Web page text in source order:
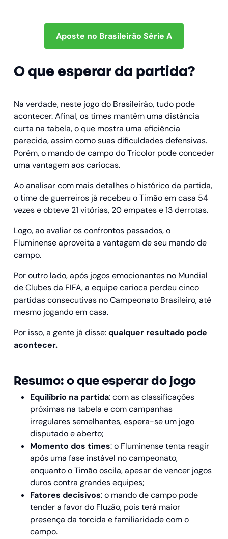
Aposte no Brasileirão Série A
O que esperar da partida?
Na verdade, neste jogo do Brasileirão, tudo pode
acontecer. Afinal, os times mantêm uma distância
curta na tabela, o que mostra uma eficiência
parecida, assim como suas dificuldades defensivas.
Porém, o mando de campo do Tricolor pode conceder
uma vantagem aos cariocas.
Ao analisar com mais detalhes o histórico da partida,
o time de guerreiros já recebeu o Timão em casa 54
vezes e obteve 21 vitórias, 20 empates e 13 derrotas.
Logo, ao avaliar os confrontos passados, o
Fluminense aproveita a vantagem de seu mando de
campo.
Por outro lado, após jogos emocionantes no Mundial
de Clubes da FIFA, a equipe carioca perdeu cinco
partidas consecutivas no Campeonato Brasileiro, até
mesmo jogando em casa.
Por isso, a gente já disse:qualquer resultado pode
acontecer.
Resumo: o que esperar do jogo
Equilíbrio na partida: com as classificações
próximas na tabela e com campanhas
irregulares semelhantes, espera-se um jogo
disputado e aberto;
Momento dos times: o Fluminense tenta reagir
após uma fase instável no campeonato,
enquanto o Timão oscila, apesar de vencer jogos
duros contra grandes equipes;
Fatores decisivos: o mando de campo pode
tender a favor do Fluzão, pois terá maior
presença da torcida e familiaridade com o
campo.